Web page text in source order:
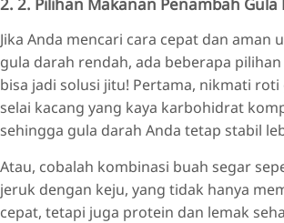
Jika Anda mencari cara cepat dan aman
gula darah rendah, ada beberapa
bisa jadi solusi jitu! Pertama, nikmati
selai kacang yang kaya karbohidrat
sehingga gula darah Anda tetap stabil
Atau, cobalah kombinasi buah segar
jeruk dengan keju, yang tidak hanya
cepat, tetapi juga protein dan lemak